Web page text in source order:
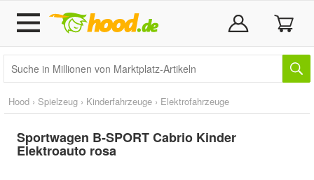
Hood › Spielzeug › Kinderfahrzeuge › Elektrofahrzeuge
Sportwagen B-SPORT Cabrio Kinder
Elektroauto rosa